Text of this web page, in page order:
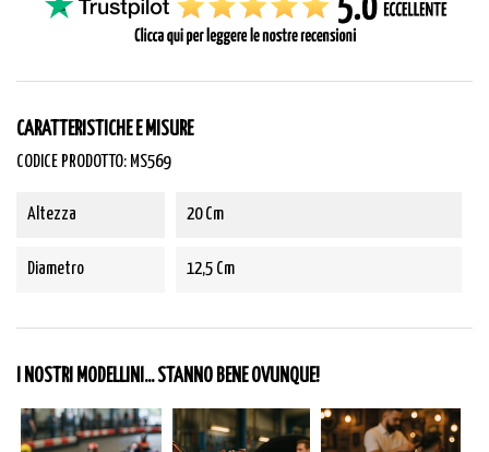
CARATTERISTICHE E MISURE
CODICE PRODOTTO: MS569
Altezza 20 Cm
Diametro 12,5 Cm
I NOSTRI MODELLINI... STANNO BENE OVUNQUE!